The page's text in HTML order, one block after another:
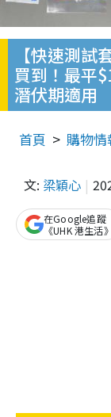
【快速測
買到！最平
潛伏期適用
首頁 購物情
文: 梁穎心
在Google追蹤
《UHK 港生活》